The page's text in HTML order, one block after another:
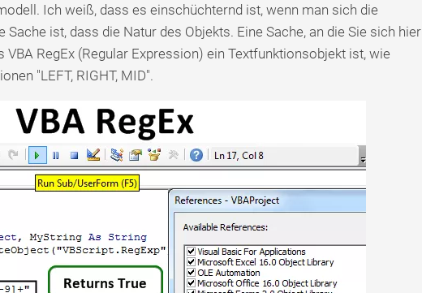
Ich weiß, dass es einschüchternd ist, wenn man sich die
Sache ist, dass die Natur des Objekts. Eine Sache, an die Sie sich hier
VBA RegEx (Regular Expression) ein Textfunktionsobjekt ist, wie
"LEFT, RIGHT, MID".